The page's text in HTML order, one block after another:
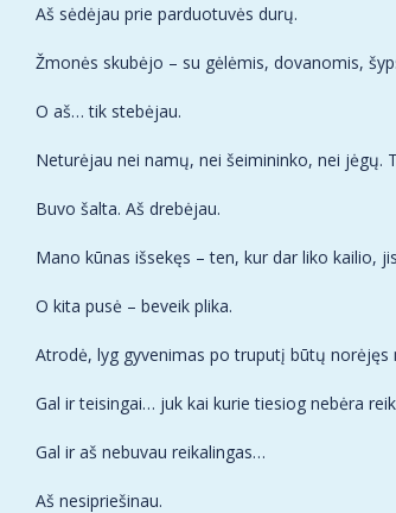
Aš sėdėjau prie parduotuvės durų.
Žmonės skubėjo – su gėlėmis, dovanomis,
O aš… tik stebėjau.
Neturėjau nei namų, nei šeimininko, nei jėgų.
Buvo šalta. Aš drebėjau.
Mano kūnas išsekęs – ten, kur dar liko kailio,
O kita pusė – beveik plika.
Atrodė, lyg gyvenimas po truputį būtų norėjęs
Gal ir teisingai… juk kai kurie tiesiog nebėra
Gal ir aš nebuvau reikalingas…
Aš nesipriešinau.